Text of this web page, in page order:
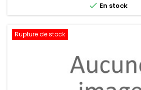
 En stock
Rupture de stock